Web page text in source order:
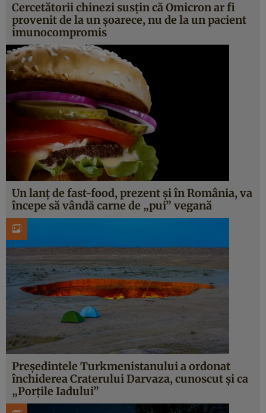
Cercetătorii chinezi susțin că Omicron ar fi
provenit de la un șoarece, nu de la un pacient
imunocompromis
Un lanț de fast-food, prezent și în România, va
începe să vândă carne de „pui” vegană
Președintele Turkmenistanului a ordonat
închiderea Craterului Darvaza, cunoscut și ca
„Porțile Iadului”